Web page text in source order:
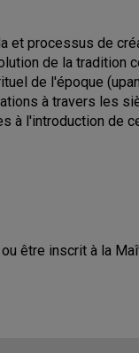
et processus de
de la tradition
de l'époque
à travers les
à l'introduction de
être inscrit à la